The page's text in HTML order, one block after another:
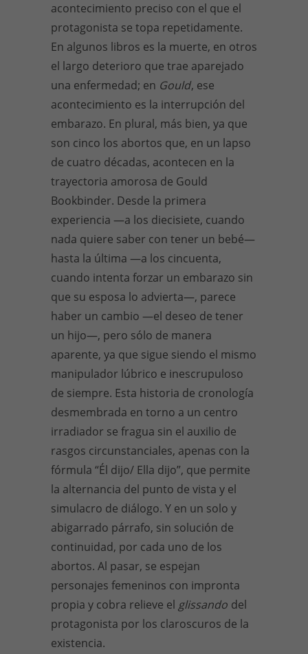
acontecimiento preciso con el que el
protagonista se topa repetidamente.
En algunos libros es la muerte, en otros
el largo deterioro que trae aparejado
una enfermedad; en Gould, ese
acontecimiento es la interrupción del
embarazo. En plural, más bien, ya que
son cinco los abortos que, en un lapso
de cuatro décadas, acontecen en la
trayectoria amorosa de Gould
Bookbinder. Desde la primera
experiencia —a los diecisiete, cuando
nada quiere saber con tener un bebé—
hasta la última —a los cincuenta,
cuando intenta forzar un embarazo sin
que su esposa lo advierta—, parece
haber un cambio —el deseo de tener
un hijo—, pero sólo de manera
aparente, ya que sigue siendo el mismo
manipulador lúbrico e inescrupuloso
de siempre. Esta historia de cronología
desmembrada en torno a un centro
irradiador se fragua sin el auxilio de
rasgos circunstanciales, apenas con la
fórmula “Él dijo/ Ella dijo”, que permite
la alternancia del punto de vista y el
simulacro de diálogo. Y en un solo y
abigarrado párrafo, sin solución de
continuidad, por cada uno de los
abortos. Al pasar, se espejan
personajes femeninos con impronta
propia y cobra relieve el glissando del
protagonista por los claroscuros de la
existencia.